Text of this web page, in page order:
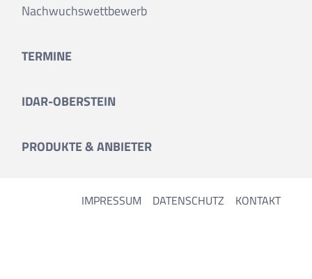
Nachwuchswettbewerb
TERMINE
IDAR-OBERSTEIN
PRODUKTE & ANBIETER
IMPRESSUM DATENSCHUTZ KONTAKT